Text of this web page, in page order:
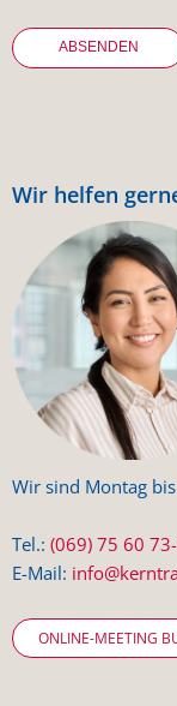
Wir helfen
Wir sind Montag
Tel.: (069) 75 60
E-Mail:
ONLINE-MEETING